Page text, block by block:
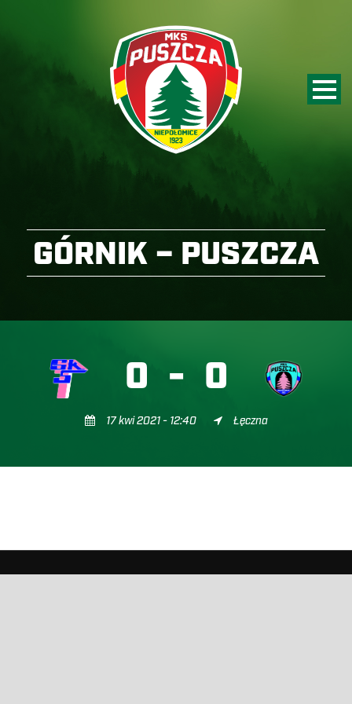
GÓRNIK – PUSZCZA
0 - 0
17 kwi 2021 - 12:40 Łęczna